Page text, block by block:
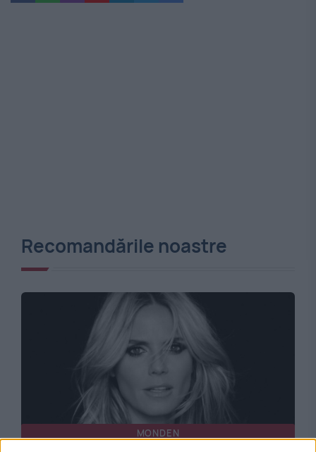
Recomandările noastre
MONDEN